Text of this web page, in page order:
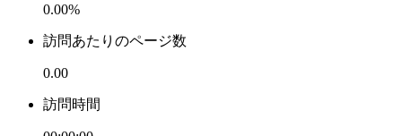
0.00%
訪問あたりのページ数
0.00
訪問時間